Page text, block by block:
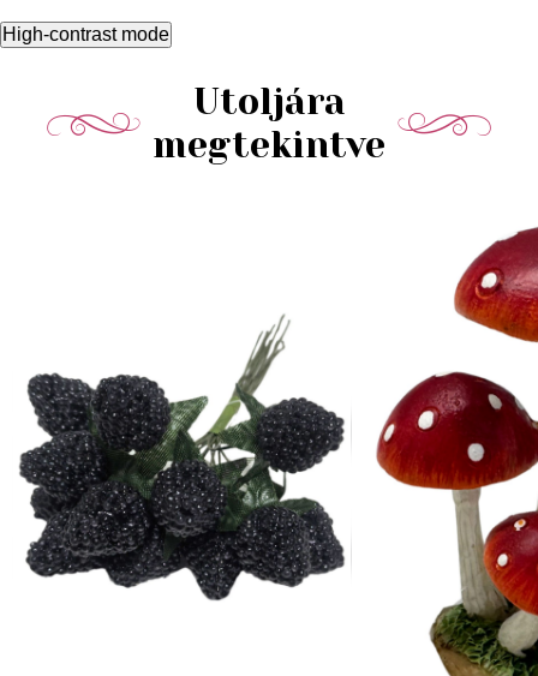
High-contrast mode
Utoljára
megtekintve